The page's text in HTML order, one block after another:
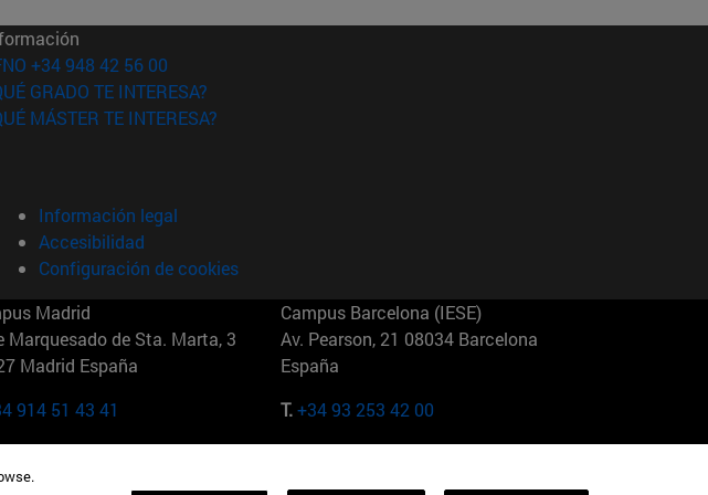
ventana)
+34 948 42 56 00
GRADO TE INTERESA?
MÁSTER TE INTERESA?
Información legal
Accesibilidad
Configuración de cookies
Madrid
Marquesado de Sta. Marta, 3
Madrid España
914 51 43 41
Campus Barcelona (IESE)
Av. Pearson, 21 08034 Barcelona
España
T.+34 93 253 42 00
Theresia-Straße 15 81675